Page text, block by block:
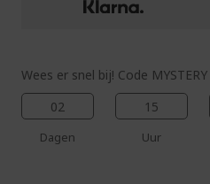
Wees er snel bij! Code
02
Dagen
15
Uur